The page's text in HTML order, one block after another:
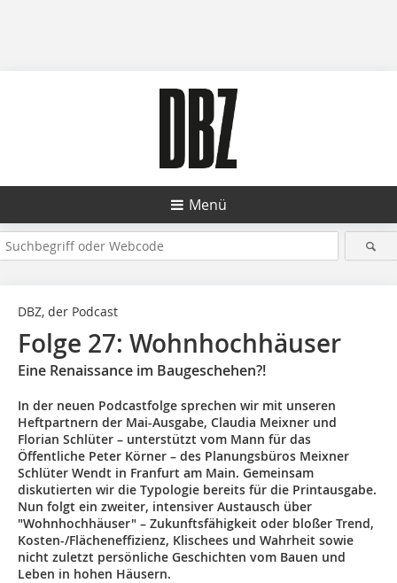
Menü
DBZ, der Podcast
Folge 27: Wohnhochhäuser
Eine Renaissance im Baugeschehen?!
In der neuen Podcastfolge sprechen wir mit unseren
Heftpartnern der Mai-Ausgabe, Claudia Meixner und
Florian Schlüter – unterstützt vom Mann für das
Öffentliche Peter Körner – des Planungsbüros Meixner
Schlüter Wendt in Franfurt am Main. Gemeinsam
diskutierten wir die Typologie bereits für die Printausgabe.
Nun folgt ein zweiter, intensiver Austausch über
"Wohnhochhäuser" – Zukunftsfähigkeit oder bloßer Trend,
Kosten-/Flächeneffizienz, Klischees und Wahrheit sowie
nicht zuletzt persönliche Geschichten vom Bauen und
Leben in hohen Häusern.